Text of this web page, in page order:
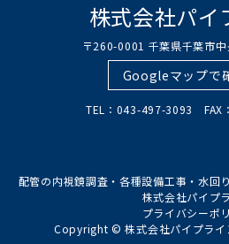
株式会社パイ
〒260-0001 千葉県千葉市
Googleマップで
TEL：043-497-3093 FAX
配管の内視鏡調査・各種設備工事・水回
株式会社パイプ
プライバシーポ
Copyright © 株式会社パイプラ